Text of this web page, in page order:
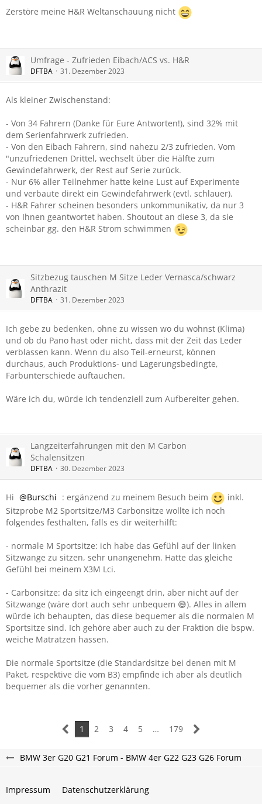
Zerstöre meine H&R Weltanschauung nicht
Umfrage - Zufrieden Eibach/ACS vs. H&R
DFTBA 31. Dezember 2023
Als kleiner Zwischenstand:
- Von 34 Fahrern (Danke für Eure Antworten!), sind 32% mit
dem Serienfahrwerk zufrieden.
- Von den Eibach Fahrern, sind nahezu 2/3 zufrieden. Vom
"unzufriedenen Drittel, wechselt über die Hälfte zum
Gewindefahrwerk, der Rest auf Serie zurück.
- Nur 6% aller Teilnehmer hatte keine Lust auf Experimente
und verbaute direkt ein Gewindefahrwerk (evtl. schlauer).
- H&R Fahrer scheinen besonders unkommunikativ, da nur 3
von Ihnen geantwortet haben. Shoutout an diese 3, da sie
scheinbar gg. den H&R Strom schwimmen
Sitzbezug tauschen M Sitze Leder Vernasca/schwarz
Anthrazit
DFTBA 31. Dezember 2023
Ich gebe zu bedenken, ohne zu wissen wo du wohnst (Klima)
und ob du Pano hast oder nicht, dass mit der Zeit das Leder
verblassen kann. Wenn du also Teil-erneurst, können
durchaus, auch Produktions- und Lagerungsbedingte,
Farbunterschiede auftauchen.
Wäre ich du, würde ich tendenziell zum Aufbereiter gehen.
Langzeiterfahrungen mit den M Carbon
Schalensitzen
DFTBA 30. Dezember 2023
Hi Burschi : ergänzend zu meinem Besuch beim
inkl.
Sitzprobe M2 Sportsitze/M3 Carbonsitze wollte ich noch
folgendes festhalten, falls es dir weiterhilft:
- normale M Sportsitze: ich habe das Gefühl auf der linken
Sitzwange zu sitzen, sehr unangenehm. Hatte das gleiche
Gefühl bei meinem X3M Lci.
- Carbonsitze: da sitz ich eingeengt drin, aber nicht auf der
Sitzwange (wäre dort auch sehr unbequem 😅). Alles in allem
würde ich behaupten, das diese bequemer als die normalen M
Sportsitze sind. Ich gehöre aber auch zu der Fraktion die bspw.
weiche Matratzen hassen.
Die normale Sportsitze (die Standardsitze bei denen mit M
Paket, respektive die vom B3) empfinde ich aber als deutlich
bequemer als die vorher genannten.
1 2 3 4 5 … 179
BMW 3er G20 G21 Forum - BMW 4er G22 G23 G26 Forum
Impressum
Datenschutzerklärung